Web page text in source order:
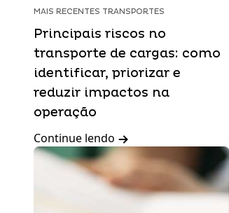
MAIS RECENTES TRANSPORTES
Principais riscos no
transporte de cargas: como
identificar, priorizar e
reduzir impactos na
operação
Continue lendo